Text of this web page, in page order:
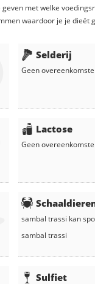
met welke
waardoor je je dieët
Selderij
Geen
Lactose
Geen
sambal trassi kan
sambal trassi
Sulfiet